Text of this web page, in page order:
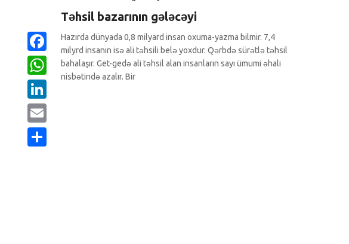
Təhsil bazarının gələcəyi
Hazırda dünyada 0,8 milyard insan oxuma-yazma bilmir. 7,4
milyrd insanın isə ali təhsili belə yoxdur. Qərbdə sürətlə təhsil
bahalaşır. Get-gedə ali təhsil alan insanların sayı ümumi əhali
nisbətində azalır. Bir
Facebook
WhatsApp
LinkedIn
Email